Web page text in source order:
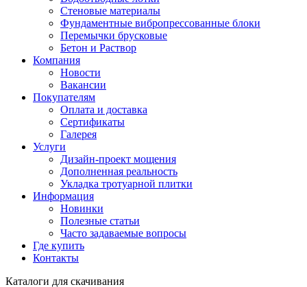
Стеновые материалы
Фундаментные вибропрессованные блоки
Перемычки брусковые
Бетон и Раствор
Компания
Новости
Вакансии
Покупателям
Оплата и доставка
Сертификаты
Галерея
Услуги
Дизайн-проект мощения
Дополненная реальность
Укладка тротуарной плитки
Информация
Новинки
Полезные статьи
Часто задаваемые вопросы
Где купить
Контакты
Каталоги для скачивания